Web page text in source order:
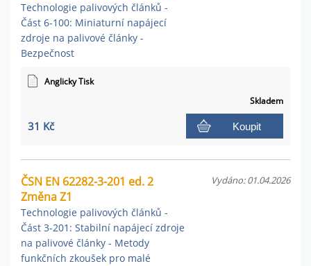
Technologie palivových článků -
Část 6-100: Miniaturní napájecí
zdroje na palivové články -
Bezpečnost
Anglicky Tisk
Skladem
31 Kč Koupit
ČSN EN 62282-3-201 ed. 2
Změna Z1
Technologie palivových článků -
Část 3-201: Stabilní napájecí zdroje
na palivové články - Metody
funkčních zkoušek pro malé
Vydáno: 01.04.2026